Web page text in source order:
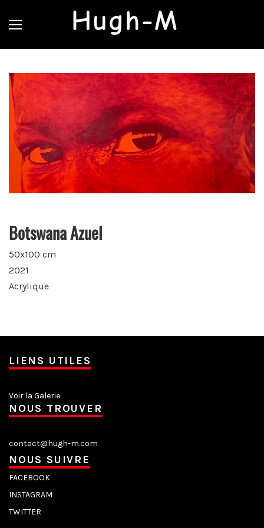
Hugh-M
Botswana Azuel
50x100 cm
2021
Acrylique
LIENS UTILES
Voir la Galerie
NOUS TROUVER
contact@hugh-m.com
NOUS SUIVRE
FACEBOOK
INSTAGRAM
TWITTER